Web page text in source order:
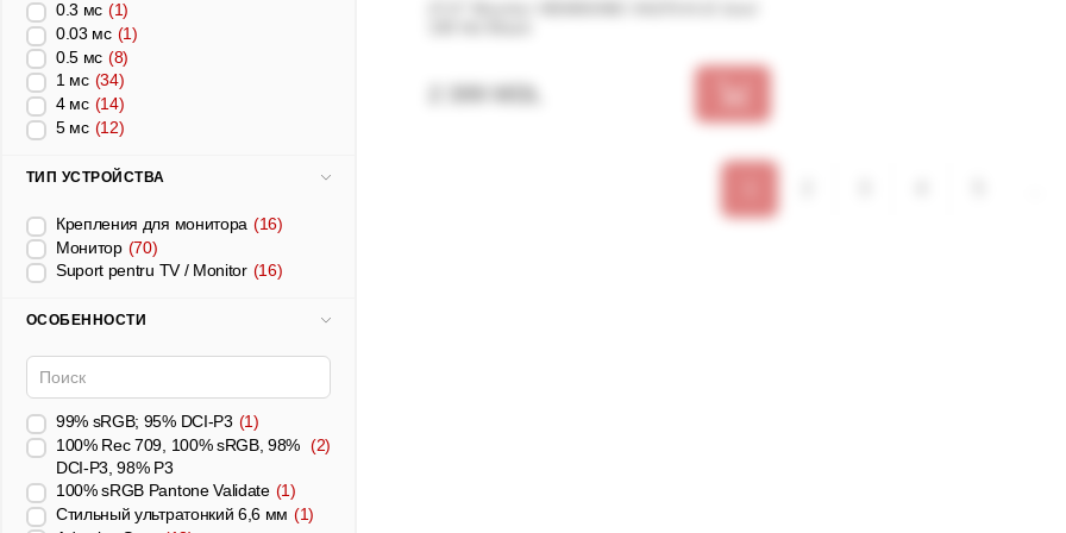
0.3 мс (1)
0.03 мс (1)
0.5 мс (8)
1 мс (34)
4 мс (14)
5 мс (12)
ТИП УСТРОЙСТВА
Крепления для монитора (16)
Монитор (70)
Suport pentru TV / Monitor (16)
ОСОБЕННОСТИ
99% sRGB; 95% DCI-P3 (1)
100% Rec 709, 100% sRGB, 98%
DCI-P3, 98% P3
(2)
100% sRGB Pantone Validate (1)
Стильный ультратонкий 6,6 мм (1)
2 399 MDL